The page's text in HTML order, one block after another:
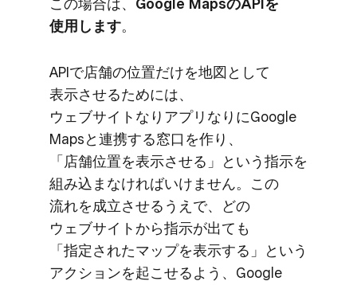
この​場合は、 ​Google Mapsの​APIを​
使用します。
APIで​店舗の​位置だけを​地図と​して​
表示させる​ためには、​
ウェブサイトなりアプリなりに​Google
Mapsと​連携する​窓口を​作り、​
「店舗位置を​表示させる」と​いう​指示を​
組み込まなければいけません。​この​
流れを​成立させるうえで、​どの​
ウェブサイトから​指示が​出ても​
「指定された​マップを​表示する」と​いう​
アクションを​起こせる​よう、​Google